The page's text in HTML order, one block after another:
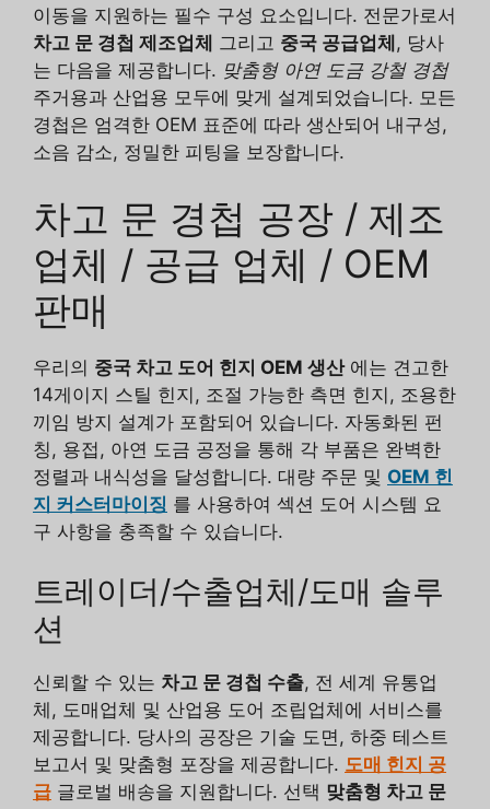
이동을 지원하는 필수 구성 요소입니다. 전문가로서
차고 문 경첩 제조업체 그리고 중국 공급업체 , 당사
는 다음을 제공합니다. 맞춤형 아연 도금 강철 경첩
주거용과 산업용 모두에 맞게 설계되었습니다. 모든
경첩은 엄격한 OEM 표준에 따라 생산되어 내구성,
소음 감소, 정밀한 피팅을 보장합니다.
차고 문 경첩 공장 / 제조
업체 / 공급 업체 / OEM
판매
우리의 중국 차고 도어 힌지 OEM 생산에는 견고한
14게이지 스틸 힌지, 조절 가능한 측면 힌지, 조용한
끼임 방지 설계가 포함되어 있습니다. 자동화된 펀
칭, 용접, 아연 도금 공정을 통해 각 부품은 완벽한
정렬과 내식성을 달성합니다. 대량 주문 및 OEM 힌
지 커스터마이징 를 사용하여 섹션 도어 시스템 요
구 사항을 충족할 수 있습니다.
트레이더/수출업체/도매 솔루
션
신뢰할 수 있는 차고 문 경첩 수출, 전 세계 유통업
체, 도매업체 및 산업용 도어 조립업체에 서비스를
제공합니다. 당사의 공장은 기술 도면, 하중 테스트
보고서 및 맞춤형 포장을 제공합니다. 도매 힌지 공
급 글로벌 배송을 지원합니다. 선택 맞춤형 차고 문